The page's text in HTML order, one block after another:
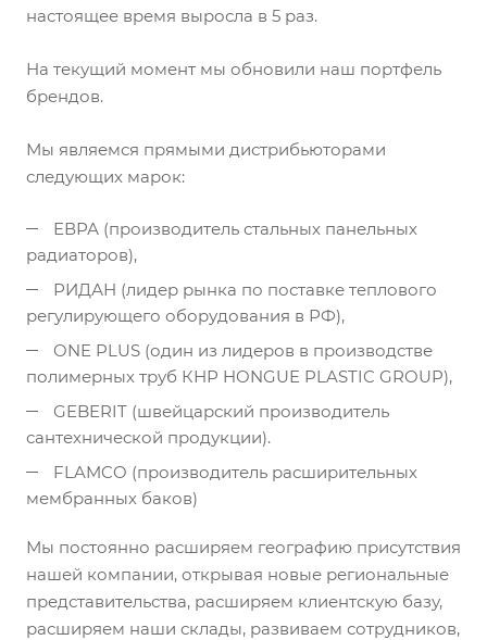
настоящее время выросла в 5 раз.
На текущий момент мы обновили наш портфель
брендов.
Мы являемся прямыми дистрибьюторами
следующих марок:
ЕВРА (производитель стальных панельных
радиаторов),
РИДАН (лидер рынка по поставке теплового
регулирующего оборудования в РФ),
ONE PLUS (один из лидеров в производстве
полимерных труб КНР HONGUE PLASTIC GROUP),
GEBERIT (швейцарский производитель
сантехнической продукции).
FLAMCO (производитель расширительных
мембранных баков)
Мы постоянно расширяем географию присутствия
нашей компании, открывая новые региональные
представительства, расширяем клиентскую базу,
расширяем наши склады, развиваем сотрудников,